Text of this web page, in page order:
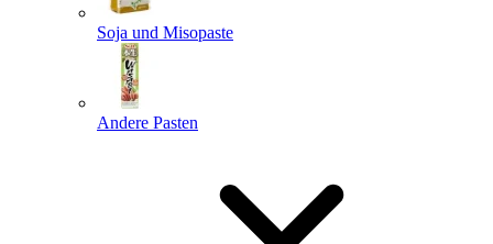
Soja und Misopaste
Andere Pasten